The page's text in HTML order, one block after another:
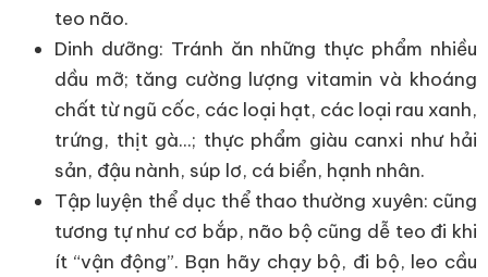
teo não.
Dinh dưỡng: Tránh ăn những thực phẩm nhiều
dầu mỡ; tăng cường lượng vitamin và khoáng
chất từ ngũ cốc, các loại hạt, các loại rau xanh,
trứng, thịt gà...; thực phẩm giàu canxi như hải
sản, đậu nành, súp lơ, cá biển, hạnh nhân.
Tập luyện thể dục thể thao thường xuyên: cũng
tương tự như cơ bắp, não bộ cũng dễ teo đi khi
ít “vận động”. Bạn hãy chạy bộ, đi bộ, leo cầu